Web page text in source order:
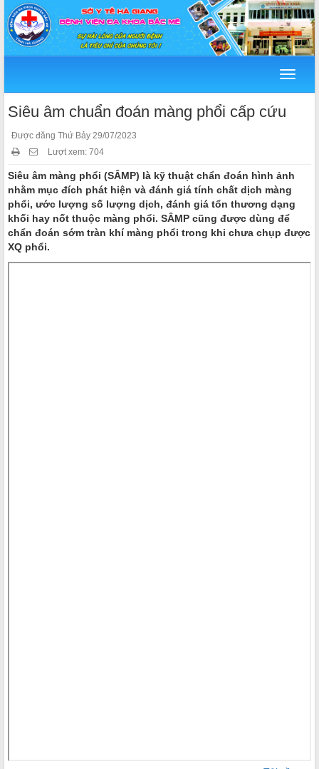
Menu
Siêu âm chuẩn đoán màng phổi cấp cứu
Được đăng Thứ Bảy 29/07/2023
Lượt xem: 704
Siêu âm màng phổi (SÂMP) là kỹ thuật chẩn đoán hình ảnh
nhằm mục đích phát hiện và đánh giá tính chất dịch màng
phổi, ước lượng số lượng dịch, đánh giá tổn thương dạng
khối hay nốt thuộc màng phổi. SÂMP cũng được dùng để
chẩn đoán sớm tràn khí màng phổi trong khi chưa chụp được
XQ phổi.